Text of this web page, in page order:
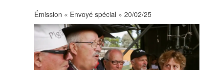
Émission « Envoyé spécial » 20/02/25